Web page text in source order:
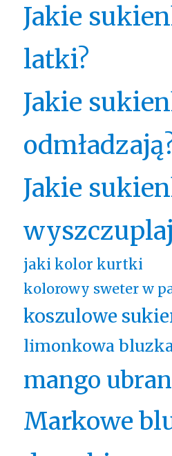
Jakie
latki?
Jakie
Jakie
jaki kolor kurtki
kolorowy sweter w
koszulowe
limonkowa
mango
Markowe